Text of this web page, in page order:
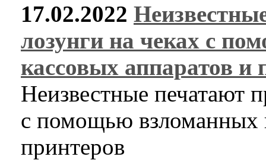
17.02.2022
лозунги на чеках с
кассовых аппаратов и
Неизвестные печатают
с помощью взломанных
принтеров